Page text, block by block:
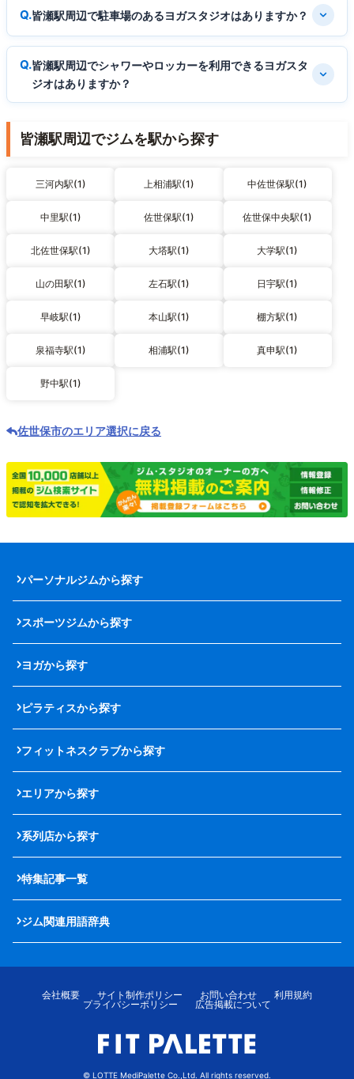
皆瀬駅周辺で駐車場のあるヨガスタジオはありますか？
皆瀬駅周辺でシャワーやロッカーを利用できるヨガスタ
ジオはありますか？
皆瀬駅周辺でジムを駅から探す
三河内駅(1) 上相浦駅(1) 中佐世保駅(1)
中里駅(1) 佐世保駅(1) 佐世保中央駅(1)
北佐世保駅(1) 大塔駅(1) 大学駅(1)
山の田駅(1) 左石駅(1) 日宇駅(1)
早岐駅(1) 本山駅(1) 棚方駅(1)
泉福寺駅(1) 相浦駅(1) 真申駅(1)
野中駅(1)
佐世保市のエリア選択に戻る
パーソナルジムから探す
スポーツジムから探す
ヨガから探す
ピラティスから探す
フィットネスクラブから探す
エリアから探す
系列店から探す
特集記事一覧
ジム関連用語辞典
会社概要 サイト制作ポリシー お問い合わせ
利用規約
プライバシーポリシー
広告掲載について
© LOTTE MediPalette Co.,Ltd. All rights reserved.